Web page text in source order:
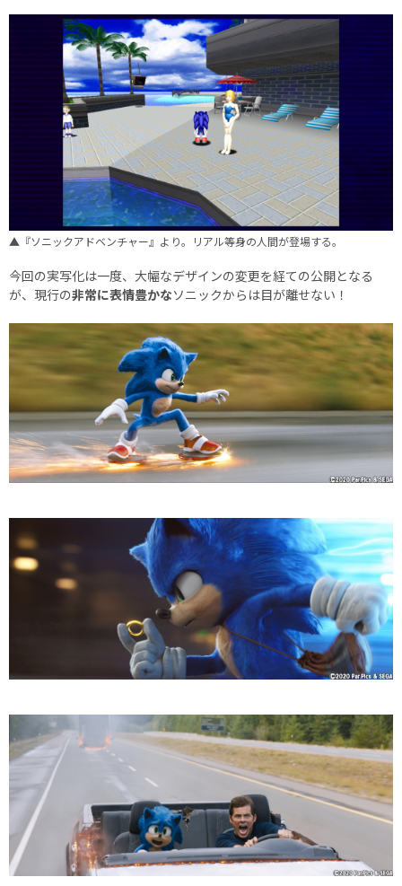
▲『ソニックアドベンチャー』より。リアル等身の人間が登場する。
今回の実写化は一度、大幅なデザインの変更を経ての公開となる
が、現行の非常に表情豊かなソニックからは目が離せない！